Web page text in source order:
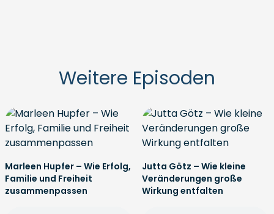
Weitere Episoden
Marleen Hupfer – Wie Erfolg,
Familie und Freiheit
zusammenpassen
Jutta Götz – Wie kleine
Veränderungen große
Wirkung entfalten